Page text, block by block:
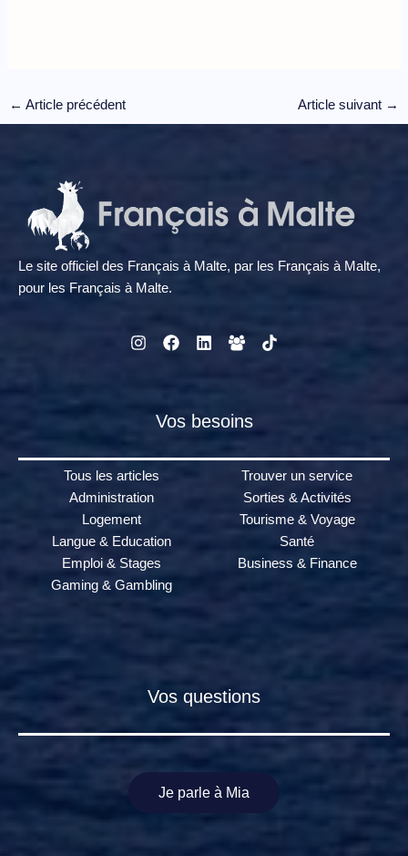
← Article précédent Article suivant →
Le site officiel des Français à Malte, par les Français à Malte,
pour les Français à Malte.
Vos besoins
Tous les articles
Administration
Logement
Langue & Education
Emploi & Stages
Gaming & Gambling
Trouver un service
Sorties & Activités
Tourisme & Voyage
Santé
Business & Finance
Vos questions
Je parle à Mia